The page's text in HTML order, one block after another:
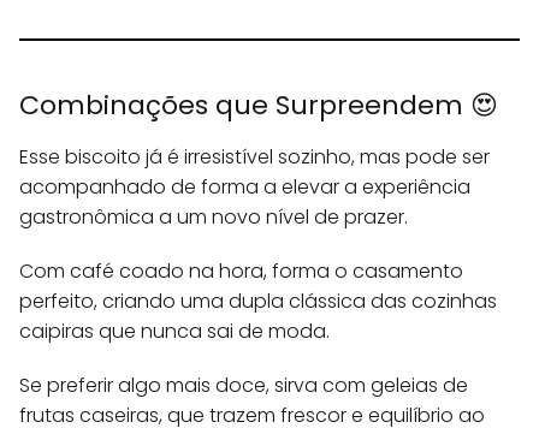
Combinações que Surpreendem 😍
Esse biscoito já é irresistível sozinho, mas pode ser
acompanhado de forma a elevar a experiência
gastronômica a um novo nível de prazer.
Com café coado na hora, forma o casamento
perfeito, criando uma dupla clássica das cozinhas
caipiras que nunca sai de moda.
Se preferir algo mais doce, sirva com geleias de
frutas caseiras, que trazem frescor e equilíbrio ao